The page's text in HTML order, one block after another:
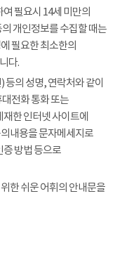
필요시 14세 미만의
개인정보를 수집할 때는
필요한 최소한의
다.
의 성명, 연락처와 같이
전화 통화 또는
한 인터넷 사이트에
내용을 문자메세지로
증 방법 등으로
한 쉬운 어휘의 안내문을